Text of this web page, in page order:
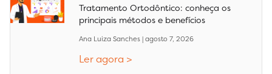
Tratamento Ortodôntico: conheça os
principais métodos e benefícios
Ana Luiza Sanches agosto 7, 2026
Ler agora >